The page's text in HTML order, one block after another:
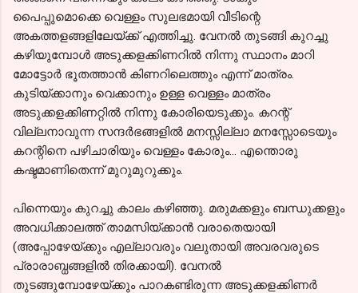
പൈപ്പുമൊക്കെ വെള്ളം സുലഭമായി വീടിന്റെ
അകത്തളങ്ങളിലേയ്ക്ക് എത്തിച്ചു. വേനൽ തുടങ്ങി കുറച്ചു
കഴിയുമ്പോൾ അടുക്കളക്കിണറിൽ നിന്നു സ്ഥാനം മാറി
മോട്ടോർ ഭൂതത്താൻ കിണറിലെത്തും എന്ന് മാത്രം.
കുടിയ്ക്കാനും വെക്കാനും ഉള്ള വെള്ളം മാത്രം
അടുക്കളക്കിണറ്റിൽ നിന്നു കോരിയെടുക്കും. കറന്റ്
വില്ലനാവുന്ന സന്ദർഭങ്ങളിൽ മനസ്സില്ലാ മനസ്സോടെയും
കറന്റിനെ പഴിചാരിയും വെള്ളം കോരും... എന്തൊരു
കഷ്ടമാണിതെന്ന് മുറുമുറുക്കും.
പിന്നെയും കുറച്ചു കാലം കഴിഞ്ഞു. മരുമക്കളും ബന്ധുക്കളും
അവധിക്കാലത്ത് താമസിയ്ക്കാൻ വരാതെയായി
(അപ്പോഴേയ്ക്കും എല്ലാവരും വലുതായി അവരവരുടെ
പ്രാരാബ്ധങ്ങളിൽ തിരക്കായി). വേനൽ
തുടങ്ങുമ്പോഴേയ്ക്കും പാറകണ്ടിരുന്ന അടുക്കളക്കിണർ